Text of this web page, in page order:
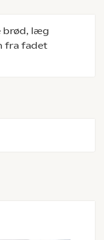
brød, læg
fra fadet